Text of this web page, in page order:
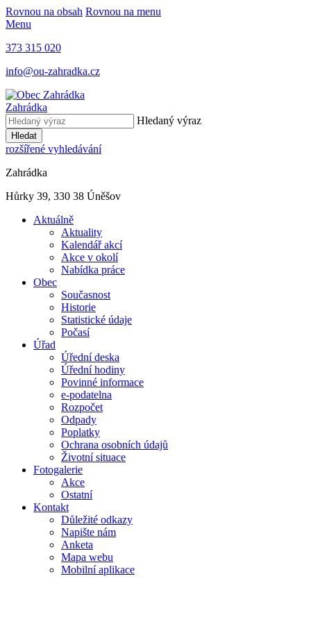
Rovnou na obsah Rovnou na menu
Menu
373 315 020
info@ou-zahradka.cz
Zahrádka
Hledaný výraz
Hledat
rozšířené vyhledávání
Zahrádka
Hůrky 39, 330 38 Úněšov
Aktuálně
Aktuality
Kalendář akcí
Akce v okolí
Nabídka práce
Obec
Současnost
Historie
Statistické údaje
Počasí
Úřad
Úřední deska
Úřední hodiny
Povinné informace
e-podatelna
Rozpočet
Odpady
Poplatky
Ochrana osobních údajů
Životní situace
Fotogalerie
Akce
Ostatní
Kontakt
Důležité odkazy
Napište nám
Anketa
Mapa webu
Mobilní aplikace